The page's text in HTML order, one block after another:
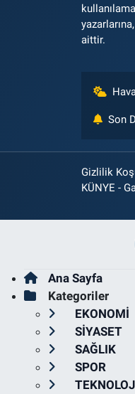
aittir.
Son
Gizlilik
KÜNYE -
Ana Sayfa
Kategoriler
EKONOMİ
SİYASET
SAĞLIK
SPOR